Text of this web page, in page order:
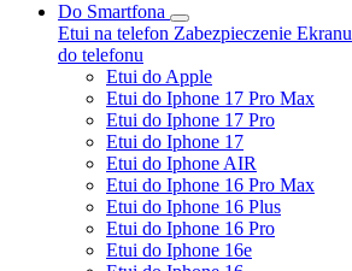
Do Smartfona
Etui na telefon Zabezpieczenie Ekranu
do telefonu
Etui do Apple
Etui do Iphone 17 Pro Max
Etui do Iphone 17 Pro
Etui do Iphone 17
Etui do Iphone AIR
Etui do Iphone 16 Pro Max
Etui do Iphone 16 Plus
Etui do Iphone 16 Pro
Etui do Iphone 16e